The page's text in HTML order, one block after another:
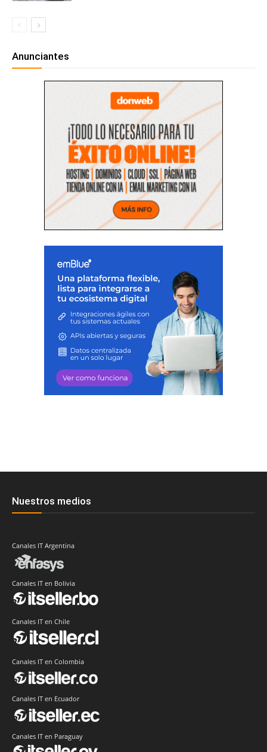
Anunciantes
Nuestros medios
Canales IT Argentina
Canales IT en Bolivia
Canales IT en Chile
Canales IT en Colombia
Canales IT en Ecuador
Canales IT en Paraguay